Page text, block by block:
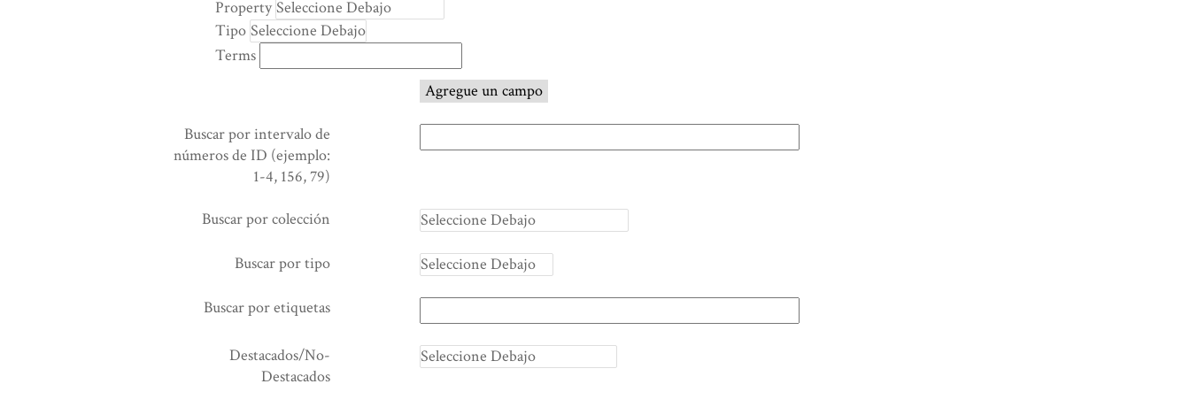
campo
específico":
Property
Tipo
Terms
Agregue un campo
Buscar por intervalo de
números de ID (ejemplo:
1-4, 156, 79)
Buscar por colección
Buscar por tipo
Buscar por etiquetas
Destacados/No-
Destacados